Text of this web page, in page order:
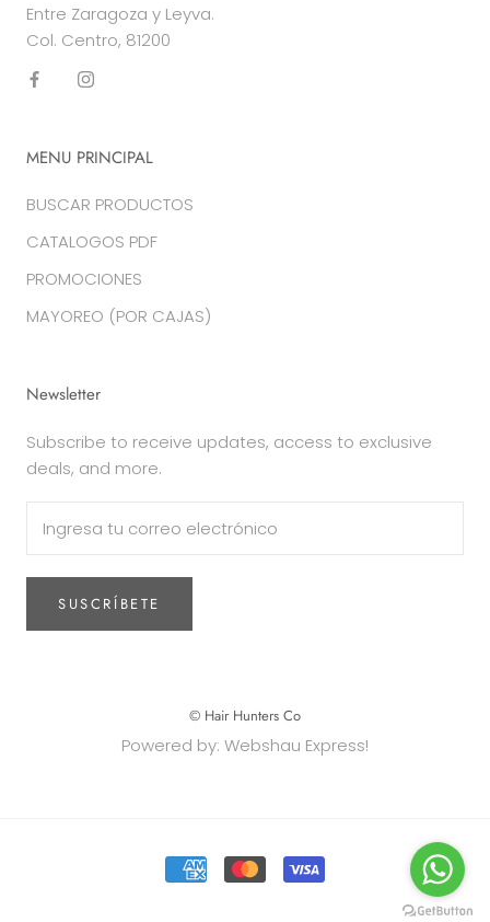
Entre Zaragoza y Leyva.
Col. Centro, 81200
MENU PRINCIPAL
BUSCAR PRODUCTOS
CATALOGOS PDF
PROMOCIONES
MAYOREO (POR CAJAS)
Newsletter
Subscribe to receive updates, access to exclusive
deals, and more.
SUSCRÍBETE
© Hair Hunters Co
Powered by: Webshau Express!